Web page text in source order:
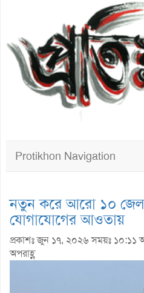
Protikhon Navigation
নতুন করে আরো ১০ জেলা
যোগাযোগের আওতায়
প্রকাশঃ জুন ১৭, ২০২৬ সময়ঃ ১০:১১
অপরাহ্ণ